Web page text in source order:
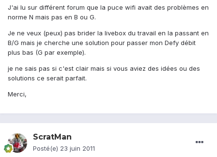
J'ai lu sur différent forum que la puce wifi avait des problèmes en
norme N mais pas en B ou G.
Je ne veux (peux) pas brider la livebox du travail en la passant en
B/G mais je cherche une solution pour passer mon Defy débit
plus bas (G par exemple).
je ne sais pas si c'est clair mais si vous aviez des idées ou des
solutions ce serait parfait.
Merci,
ScratMan
Posté(e) 23 juin 2011